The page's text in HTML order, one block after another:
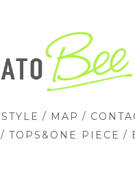
STYLE / MAP /
/ TOPS&ONE PIECE /